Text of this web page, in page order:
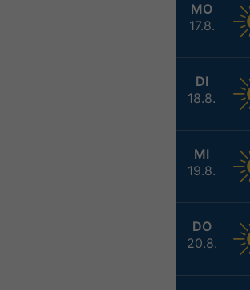
MO
17.8.
DI
18.8.
MI
19.8.
DO
20.8.